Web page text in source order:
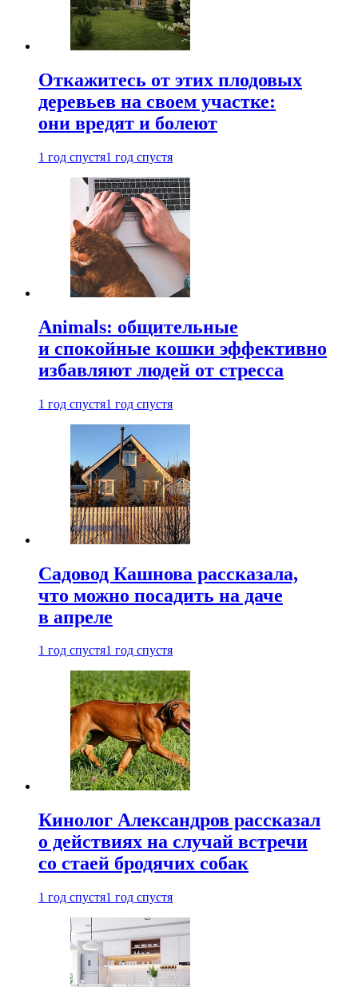
Откажитесь от этих плодовых
деревьев на своем участке:
они вредят и болеют
1 год спустя1 год спустя
Animals: общительные
и спокойные кошки эффективно
избавляют людей от стресса
1 год спустя1 год спустя
Садовод Кашнова рассказала,
что можно посадить на даче
в апреле
1 год спустя1 год спустя
Кинолог Александров рассказал
о действиях на случай встречи
со стаей бродячих собак
1 год спустя1 год спустя